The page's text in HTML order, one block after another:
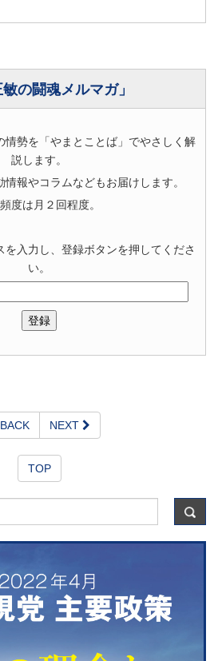
敏の闘魂メルマガ」
情勢を「やまとことば」でやさしく解
説します。
情報やコラムなどもお届けします。
度は月２回程度。
を入力し、登録ボタンを押してくださ
い。
NEXT
TOP